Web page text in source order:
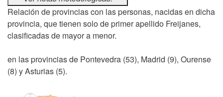
Relación de provincias con las personas, nacidas en dicha
provincia, que tienen solo de primer apellido Freijanes,
clasificadas de mayor a menor.
en las provincias de Pontevedra (53), Madrid (9), Ourense
(8) y Asturias (5).